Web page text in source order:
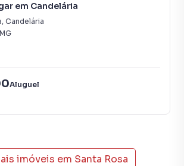
em Candelária
, Candelária
MG
Aluguel
imóveis em Santa Rosa